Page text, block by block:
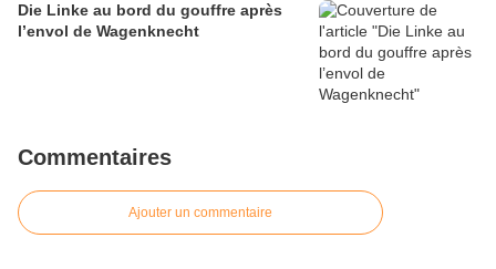
Die Linke au bord du gouffre après
l’envol de Wagenknecht
Commentaires
Ajouter un commentaire